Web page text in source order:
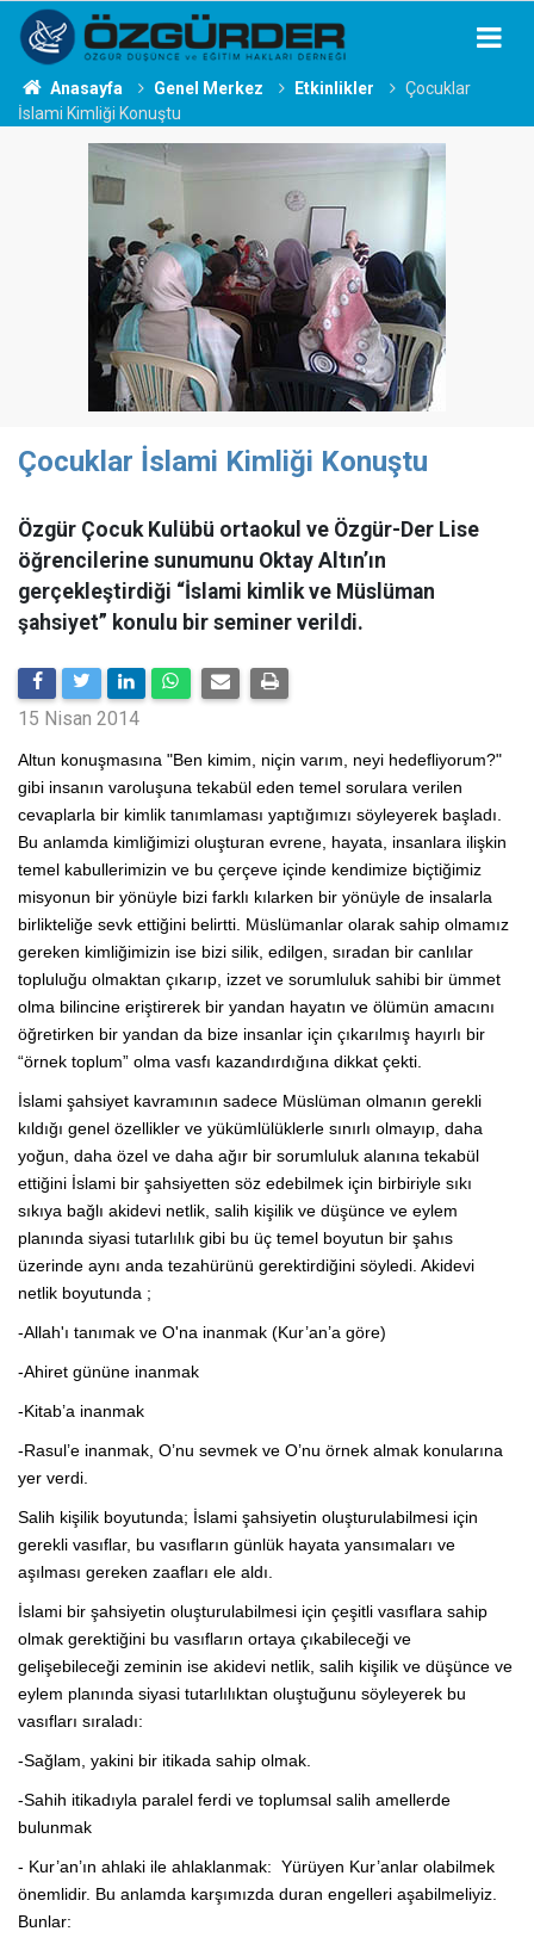
Anasayfa Genel Merkez Etkinlikler
Çocuklar
İslami Kimliği Konuştu
Çocuklar İslami Kimliği Konuştu
Özgür Çocuk Kulübü ortaokul ve Özgür-Der Lise
öğrencilerine sunumunu Oktay Altın’ın
gerçekleştirdiği “İslami kimlik ve Müslüman
şahsiyet” konulu bir seminer verildi.
15 Nisan 2014
Altun konuşmasına "Ben kimim, niçin varım, neyi hedefliyorum?"
gibi insanın varoluşuna tekabül eden temel sorulara verilen
cevaplarla bir kimlik tanımlaması yaptığımızı söyleyerek başladı.
Bu anlamda kimliğimizi oluşturan evrene, hayata, insanlara ilişkin
temel kabullerimizin ve bu çerçeve içinde kendimize biçtiğimiz
misyonun bir yönüyle bizi farklı kılarken bir yönüyle de insalarla
birlikteliğe sevk ettiğini belirtti. Müslümanlar olarak sahip olmamız
gereken kimliğimizin ise bizi silik, edilgen, sıradan bir canlılar
topluluğu olmaktan çıkarıp, izzet ve sorumluluk sahibi bir ümmet
olma bilincine eriştirerek bir yandan hayatın ve ölümün amacını
öğretirken bir yandan da bize insanlar için çıkarılmış hayırlı bir
“örnek toplum” olma vasfı kazandırdığına dikkat çekti.
İslami şahsiyet kavramının sadece Müslüman olmanın gerekli
kıldığı genel özellikler ve yükümlülüklerle sınırlı olmayıp, daha
yoğun, daha özel ve daha ağır bir sorumluluk alanına tekabül
ettiğini İslami bir şahsiyetten söz edebilmek için birbiriyle sıkı
sıkıya bağlı akidevi netlik, salih kişilik ve düşünce ve eylem
planında siyasi tutarlılık gibi bu üç temel boyutun bir şahıs
üzerinde aynı anda tezahürünü gerektirdiğini söyledi. Akidevi
netlik boyutunda ;
-Allah'ı tanımak ve O'na inanmak (Kur’an’a göre)
-Ahiret gününe inanmak
-Kitab’a inanmak
-Rasul’e inanmak, O’nu sevmek ve O’nu örnek almak konularına
yer verdi.
Salih kişilik boyutunda; İslami şahsiyetin oluşturulabilmesi için
gerekli vasıflar, bu vasıfların günlük hayata yansımaları ve
aşılması gereken zaafları ele aldı.
İslami bir şahsiyetin oluşturulabilmesi için çeşitli vasıflara sahip
olmak gerektiğini bu vasıfların ortaya çıkabileceği ve
gelişebileceği zeminin ise akidevi netlik, salih kişilik ve düşünce ve
eylem planında siyasi tutarlılıktan oluştuğunu söyleyerek bu
vasıfları sıraladı:
-Sağlam, yakini bir itikada sahip olmak.
-Sahih itikadıyla paralel ferdi ve toplumsal salih amellerde
bulunmak
- Kur’an’ın ahlaki ile ahlaklanmak: Yürüyen Kur’anlar olabilmek
önemlidir. Bu anlamda karşımızda duran engelleri aşabilmeliyiz.
Bunlar: